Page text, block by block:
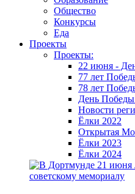
Общество
Конкурсы
Еда
Проекты
Проекты:
22 июня -
77 лет
78 лет
День
Новости
Ёлки 2022
Открытая
Ёлки 2023
Ёлки 2024